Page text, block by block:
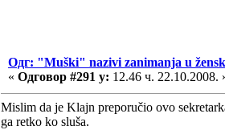
Одг: "Muški" nazivi zanimanja u
« Одговор #291 у: 12.46 ч. 22.10.2008.
Mislim da je Klajn preporučio ovo
ga retko ko sluša.